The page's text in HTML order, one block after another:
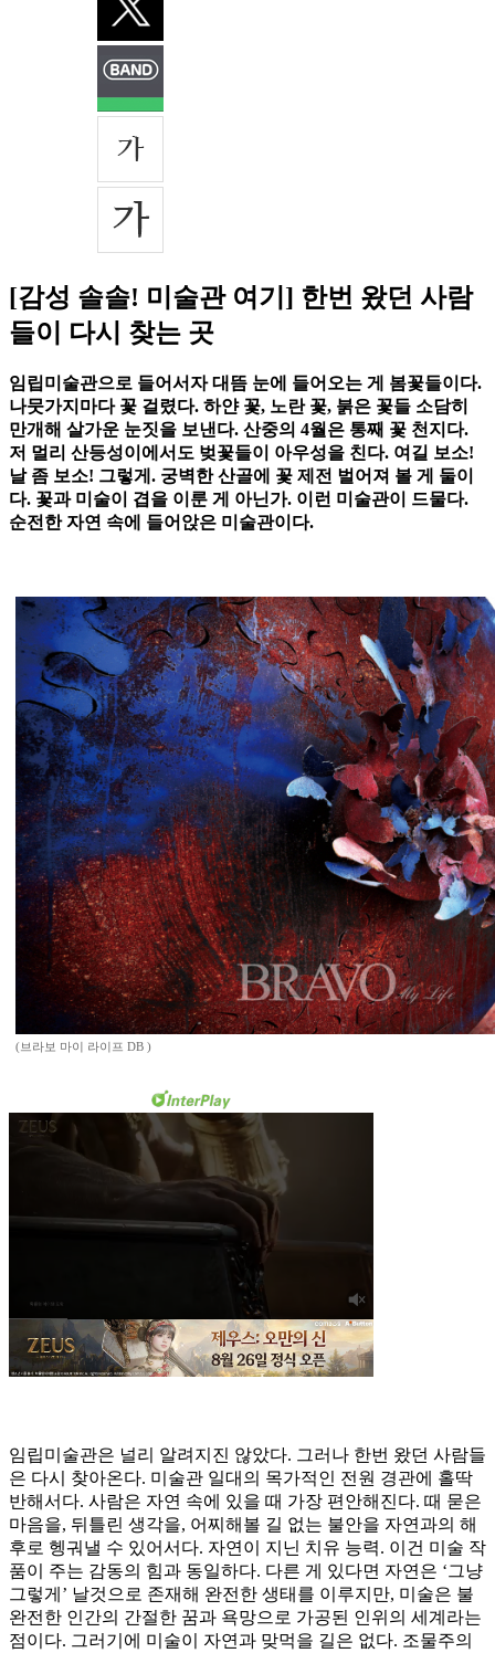
[감성 솔솔! 미술관 여기] 한번 왔던 사람
들이 다시 찾는 곳
임립미술관으로 들어서자 대뜸 눈에 들어오는 게 봄꽃들이다.
나뭇가지마다 꽃 걸렸다. 하얀 꽃, 노란 꽃, 붉은 꽃들 소담히
만개해 살가운 눈짓을 보낸다. 산중의 4월은 통째 꽃 천지다.
저 멀리 산등성이에서도 벚꽃들이 아우성을 친다. 여길 보소!
날 좀 보소! 그렇게. 궁벽한 산골에 꽃 제전 벌어져 볼 게 둘이
다. 꽃과 미술이 겹을 이룬 게 아닌가. 이런 미술관이 드물다.
순전한 자연 속에 들어앉은 미술관이다.
(브라보 마이 라이프 DB )
임립미술관은 널리 알려지진 않았다. 그러나 한번 왔던 사람들
은 다시 찾아온다. 미술관 일대의 목가적인 전원 경관에 홀딱
반해서다. 사람은 자연 속에 있을 때 가장 편안해진다. 때 묻은
마음을, 뒤틀린 생각을, 어찌해볼 길 없는 불안을 자연과의 해
후로 헹궈낼 수 있어서다. 자연이 지닌 치유 능력. 이건 미술 작
품이 주는 감동의 힘과 동일하다. 다른 게 있다면 자연은 ‘그냥
그렇게’ 날것으로 존재해 완전한 생태를 이루지만, 미술은 불
완전한 인간의 간절한 꿈과 욕망으로 가공된 인위의 세계라는
점이다. 그러기에 미술이 자연과 맞먹을 길은 없다. 조물주의